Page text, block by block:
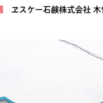
ヱスケー石鹸株式会社 木